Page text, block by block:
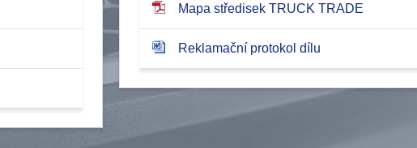
Mapa středisek TRUCK TRADE
Reklamační protokol dílu